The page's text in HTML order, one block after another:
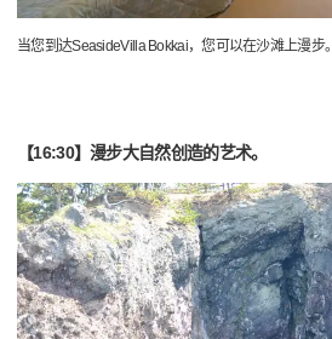
当您到达SeasideVilla Bokkai，您可以在沙滩上漫步。
【16:30】漫步大自然创造的艺术。